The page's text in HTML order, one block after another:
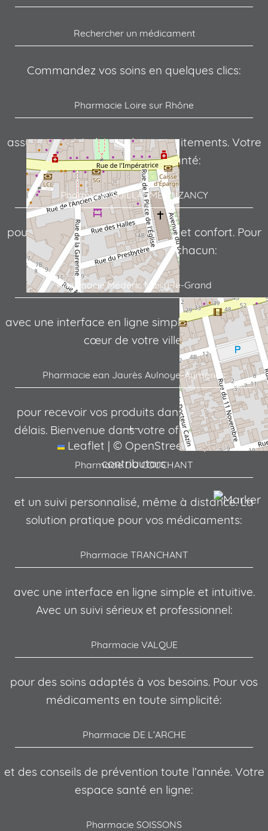
+−
Leaflet | © OpenStreetMap
contributors
Rechercher un médicament
Commandez vos soins en quelques clics:
Pharmacie Loire sur Rhône
assure un suivi sérieux de vos traitements. Votre
point de repère en santé:
Pharmacie GUILLAUME BUZANCY
pour concilier sécurité, efficacité et confort. Pour
des conseils adaptés à chacun:
Pharmacie Médéric Noisy-le-Grand
avec une interface en ligne simple et intuitive. Au
cœur de votre ville,
Pharmacie ean Jaurès Aulnoye-Aymeries
pour recevoir vos produits dans les meilleurs
délais. Bienvenue dans votre officine en ligne:
Pharmacie DU COUCHANT
et un suivi personnalisé, même à distance. La
solution pratique pour vos médicaments:
Pharmacie TRANCHANT
avec une interface en ligne simple et intuitive.
Avec un suivi sérieux et professionnel:
Pharmacie VALQUE
pour des soins adaptés à vos besoins. Pour vos
médicaments en toute simplicité:
Pharmacie DE L’ARCHE
et des conseils de prévention toute l’année. Votre
espace santé en ligne:
Pharmacie SOISSONS